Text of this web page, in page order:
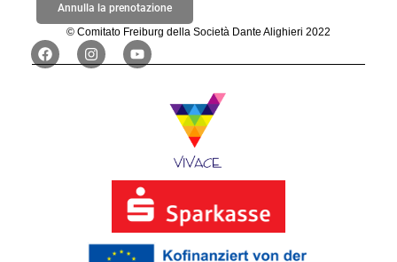
© Comitato Freiburg della Società Dante Alighieri 2022
Annulla la prenotazione